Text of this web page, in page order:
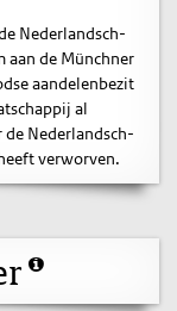
Nederlandsch-
aan de Münchner
aandelenbezit
al
Nederlandsch-
verworven.